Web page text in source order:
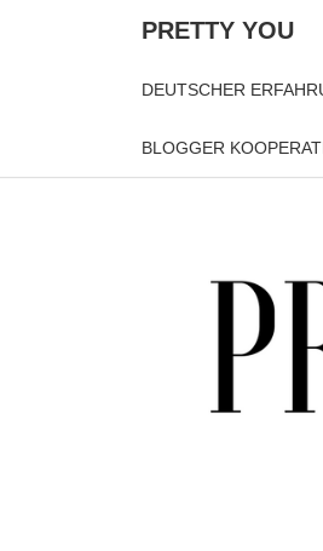
PRETTY YOU
DEUTSCHER
BLOGGER